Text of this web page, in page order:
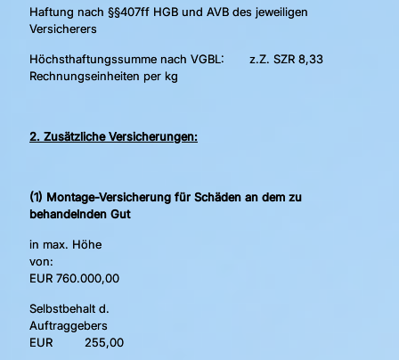
Haftung nach §§407ff HGB und AVB des jeweiligen
Versicherers
Höchsthaftungssumme nach VGBL: z.Z. SZR 8,33
Rechnungseinheiten per kg
2. Zusätzliche Versicherungen:
(1) Montage-Versicherung für Schäden an dem zu
behandelnden Gut
in max. Höhe
von:
EUR 760.000,00
Selbstbehalt d.
Auftraggebers
EUR 255,00